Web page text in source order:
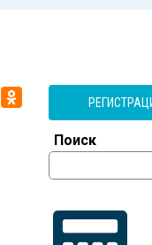
Поиск